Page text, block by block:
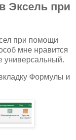
Эксель при
при помощи
мне нравится
универсальный.
Формулы и